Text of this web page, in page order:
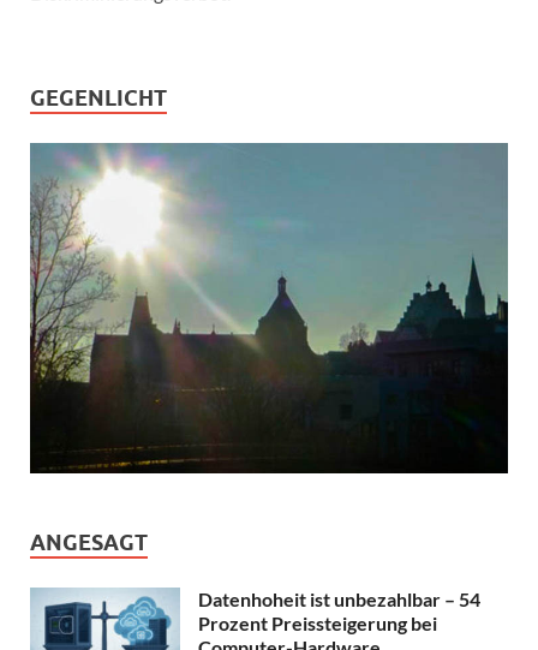
GEGENLICHT
ANGESAGT
Datenhoheit ist unbezahlbar – 54
Prozent Preissteigerung bei